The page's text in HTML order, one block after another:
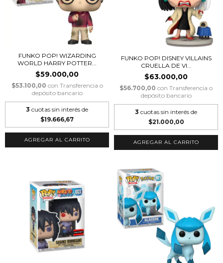
FUNKO POP! WIZARDING
WORLD HARRY POTTER...
$59.000,00
$53.100,00 con Transferencia o
depósito bancario
3 cuotas sin interés de
$19.666,67
FUNKO POP! DISNEY VILLAINS
CRUELLA DE VI...
$63.000,00
$56.700,00 con Transferencia o
depósito bancario
3 cuotas sin interés de
$21.000,00